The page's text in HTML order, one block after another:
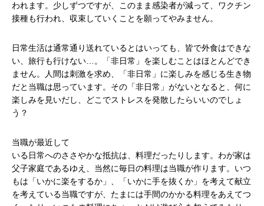
われます。少しずつですが、このまま感染者が減って、ワクチン
接種も行われ、収束していくことを願ってやみません。
日常生活は通常通り送れているとはいっても、皆で外食はできな
い、旅行も行けない…。「非日常」を楽しむことはほとんどでき
ません。人間は刺激を求め、「非日常」に楽しみを感じる生き物
だと当職は思っています。その「非日常」がないとなると、何に
楽しみを見いだし、どこでストレスを発散したらいいのでしょ
う？
当職が最近して
いる日常へのささやかな抵抗は、料理だったりします。わが家は
父子家庭であるゆえ、当然に毎日の料理は当職が作ります。いつ
もは「いかに楽をするか」、「いかに手を抜くか」を考えて献立
を考えている当職ですが、たまには手間のかかる料理をあえてつ